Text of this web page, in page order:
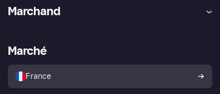
Explorez les magasins
Politique de protection de
l’acheteur Klarna
Marchand
Portail Marchand
Marché
France